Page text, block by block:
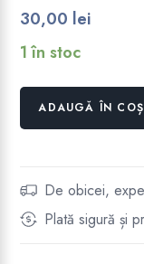
30,00 lei
1 în stoc
Cantitate
TRECUT:
CULTUL
PERSONALITĂŢII
ADAUGĂ ÎN COȘ
De obicei,
Plată sigură și